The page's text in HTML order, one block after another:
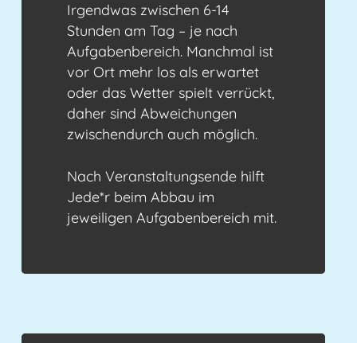
Irgendwas zwischen 6-14
Stunden am Tag – je nach
Aufgabenbereich. Manchmal ist
vor Ort mehr los als erwartet
oder das Wetter spielt verrückt,
daher sind Abweichungen
zwischendurch auch möglich.
Nach Veranstaltungsende hilft
Jede*r beim Abbau im
jeweiligen Aufgabenbereich mit.